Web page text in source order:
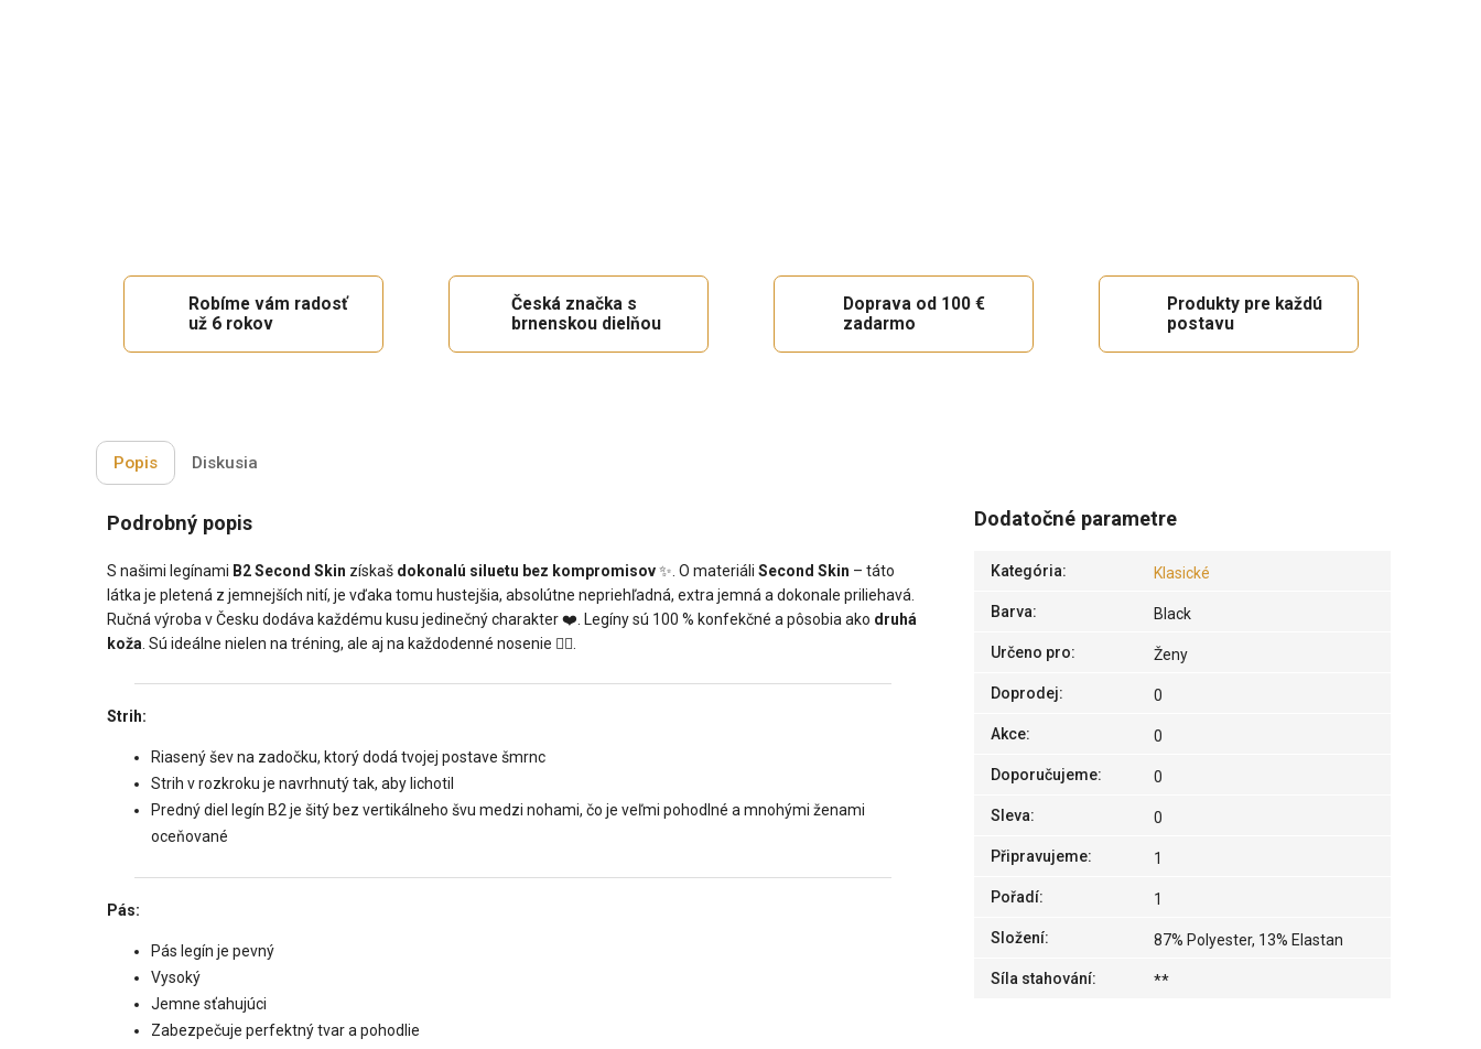
Robíme vám radosť
už 6 rokov
Česká značka s
brnenskou dielňou
Doprava od 100 €
zadarmo
Produkty pre každú
postavu
Popis Diskusia
Podrobný popis
S našimi legínami B2 Second Skin získaš dokonalú siluetu bez kompromisov✨. O materiáli Second Skin – táto
látka je pletená z jemnejších nití, je vďaka tomu hustejšia, absolútne nepriehľadná, extra jemná a dokonale priliehavá.
Ručná výroba v Česku dodáva každému kusu jedinečný charakter ❤️. Legíny sú 100 % konfekčné a pôsobia ako druhá
koža . Sú ideálne nielen na tréning, ale aj na každodenné nosenie 🧘‍♀️.
Strih:
Riasený šev na zadočku, ktorý dodá tvojej postave šmrnc
Strih v rozkroku je navrhnutý tak, aby lichotil
Predný diel legín B2 je šitý bez vertikálneho švu medzi nohami, čo je veľmi pohodlné a mnohými ženami
oceňované
Pás:
Pás legín je pevný
Vysoký
Jemne sťahujúci
Zabezpečuje perfektný tvar a pohodlie
Dodatočné parametre
Kategória: Klasické
Barva: Black
Určeno pro: Ženy
Doprodej: 0
Akce: 0
Doporučujeme: 0
Sleva: 0
Připravujeme: 1
Pořadí: 1
Složení: 87% Polyester, 13% Elastan
Síla stahování: **